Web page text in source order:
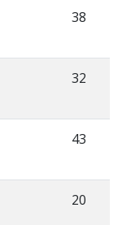
38
32
43
20